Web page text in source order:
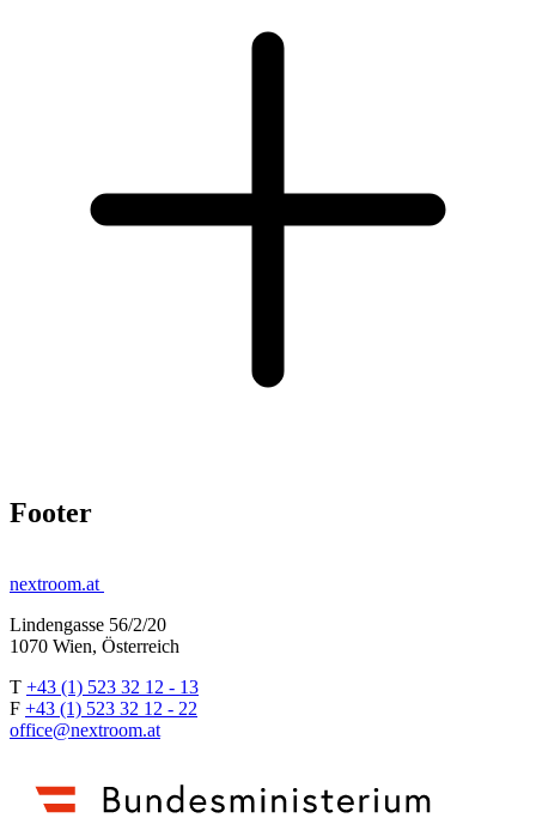
Footer
nextroom.at
Lindengasse 56/2/20
1070 Wien, Österreich
T +43 (1) 523 32 12 - 13
F +43 (1) 523 32 12 - 22
office@nextroom.at